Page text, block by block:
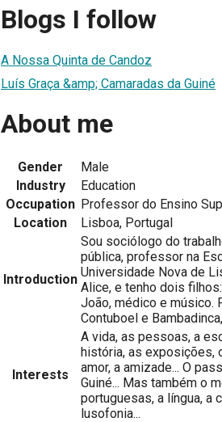
Blogs I follow
A Nossa Quinta de Candoz
Luís Graça &amp; Camaradas da Guiné
About me
Gender
Male
Industry
Education
Occupation Professor do Ensino
Location
Lisboa, Portugal
Introduction
Sou sociólogo do
pública, professor na
Universidade Nova de
Alice, e tenho dois
João, médico e músico.
Contuboel e
Interests
A vida, as pessoas, a
história, as exposições,
amor, a amizade... O
Guiné... Mas também o
portuguesas, a língua, a
lusofonia...